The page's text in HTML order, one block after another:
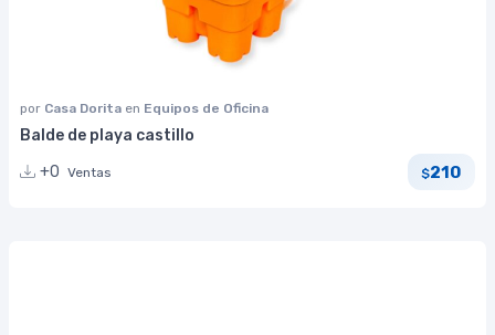
por Casa Dorita en Equipos de Oficina
Balde de playa castillo
+0 Ventas $210